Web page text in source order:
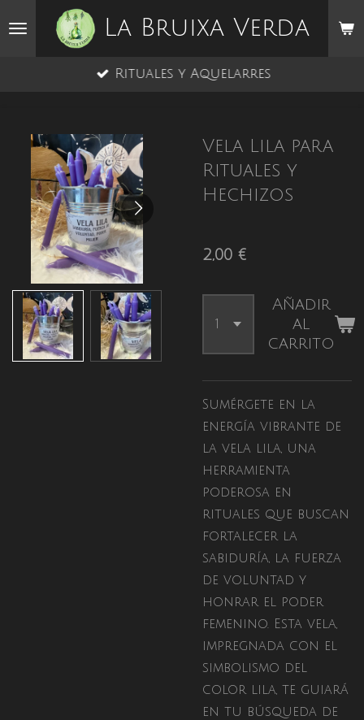
La Bruixa Verda
Rituales y Aquelarres
Vela Lila para
Rituales y
Hechizos
2,00 €
Añadir
al
carrito
Sumérgete en la
energía vibrante de
la vela lila, una
herramienta
poderosa en
rituales que buscan
fortalecer la
sabiduría, la fuerza
de voluntad y
honrar el poder
femenino. Esta vela,
impregnada con el
simbolismo del
color lila, te guiará
en tu búsqueda de